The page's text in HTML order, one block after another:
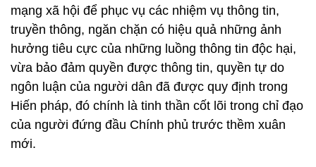
mạng xã hội để phục vụ các nhiệm vụ thông tin,
truyền thông, ngăn chặn có hiệu quả những ảnh
hưởng tiêu cực của những luồng thông tin độc hại,
vừa bảo đảm quyền được thông tin, quyền tự do
ngôn luận của người dân đã được quy định trong
Hiến pháp, đó chính là tinh thần cốt lõi trong chỉ đạo
của người đứng đầu Chính phủ trước thềm xuân
mới.